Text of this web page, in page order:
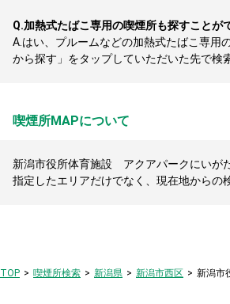
Q.加熱式たばこ専用の喫煙所も探すことが
A. はい、プルームなどの加熱式たばこ専用
から探す」をタップしていただいた先で検
喫煙所MAPについて
新潟市役所体育施設 アクアパークにいが
指定したエリアだけでなく、現在地からの
TOP 喫煙所検索 新潟県 新潟市西区 新潟市